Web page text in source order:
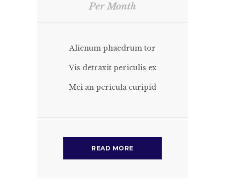
Per Month
Alienum phaedrum tor
Vis detraxit periculis ex
Mei an pericula euripid
READ MORE